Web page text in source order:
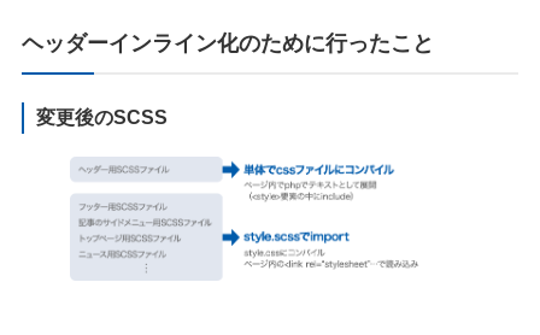
ヘッダーインライン化のために行ったこと
変更後のSCSS